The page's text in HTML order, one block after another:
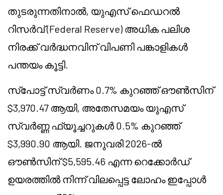
തുടരുന്നതിനാൽ, യുഎസ് ഫെഡറൽ
റിസർവ് (Federal Reserve) അധിക പലിശ
നിരക്ക് വർദ്ധനവിന് വിപണി പങ്കാളികൾ
പന്തയം കൂട്ടി.
സ്പോട്ട് സ്വർണം 0.7% കുറഞ്ഞ് ഔൺസിന്
$3,970.47 ആയി, അതേസമയം യുഎസ്
സ്വർണ്ണ ഫ്യൂച്ചറുകൾ 0.5% കുറഞ്ഞ്
$3,990.90 ആയി. ജനുവരി 2026-ൽ
ഔൺസിന് $5,595.46 എന്ന റെക്കോർഡ്
ഉയരത്തിൽ നിന്ന് വിലപ്പെട്ട ലോഹം ഇപ്പോൾ